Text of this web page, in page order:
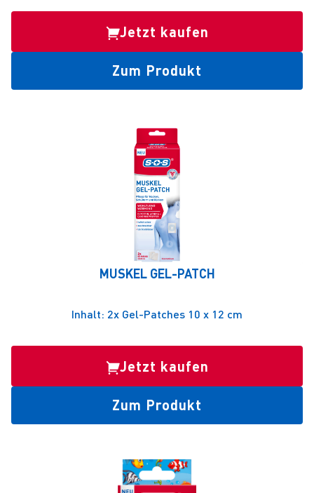
Jetzt kaufen
Zum Produkt
MUSKEL GEL-PATCH
Inhalt: 2x Gel-Patches 10 x 12 cm
Jetzt kaufen
Zum Produkt